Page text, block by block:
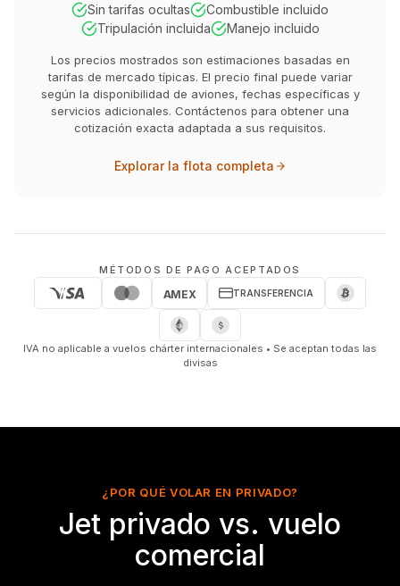
Sin tarifas ocultas
Combustible incluido
Tripulación incluida
Manejo incluido
Los precios mostrados son estimaciones basadas en
tarifas de mercado típicas. El precio final puede variar
según la disponibilidad de aviones, fechas específicas y
servicios adicionales. Contáctenos para obtener una
cotización exacta adaptada a sus requisitos.
Explorar la flota completa
MÉTODOS DE PAGO ACEPTADOS
AMEX TRANSFERENCIA
IVA no aplicable a vuelos chárter internacionales • Se aceptan todas las
divisas
¿POR QUÉ VOLAR EN PRIVADO?
Jet privado vs. vuelo
comercial